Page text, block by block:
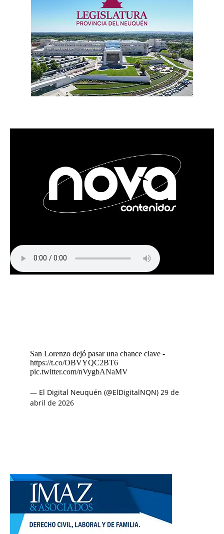
San Lorenzo dejó pasar una chance clave -
https://t.co/OBVYQC2BT6
pic.twitter.com/nVygbANaMV
— El Digital Neuquén (@ElDigitalNQN) 29 de
abril de 2026